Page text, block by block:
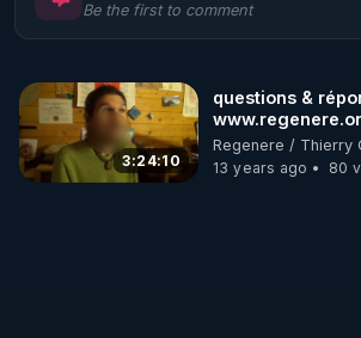
🌱 LE MAGAZINE RÉGÉNÈRE
🌱 LA BOUTIQUE DU MAGAZINE
Pour obtenir les anciens numéros
Be the first to comment
3:24:10
questions &
Regenere / Thierry
13 years ago
80